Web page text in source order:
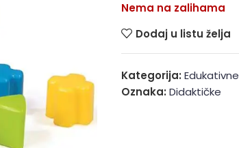
Nema na zalihama
Dodaj u listu želja
Kategorija:
Oznaka: Didaktičke